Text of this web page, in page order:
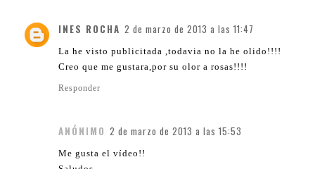
INES ROCHA 2 de marzo de 2013 a las 11:47
La he visto publicitada ,todavia no la he olido!!!!
Creo que me gustara,por su olor a rosas!!!!
Responder
ANÓNIMO 2 de marzo de 2013 a las 15:53
Me gusta el vídeo!!